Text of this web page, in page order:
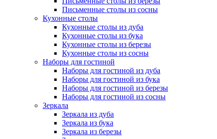
Письменные столы из сосны
Кухонные столы
Кухонные столы из дуба
Кухонные столы из бука
Кухонные столы из березы
Кухонные столы из сосны
Наборы для гостиной
Наборы для гостиной из дуба
Наборы для гостиной из бука
Наборы для гостиной из березы
Наборы для гостиной из сосны
Зеркала
Зеркала из дуба
Зеркала из бука
Зеркала из березы